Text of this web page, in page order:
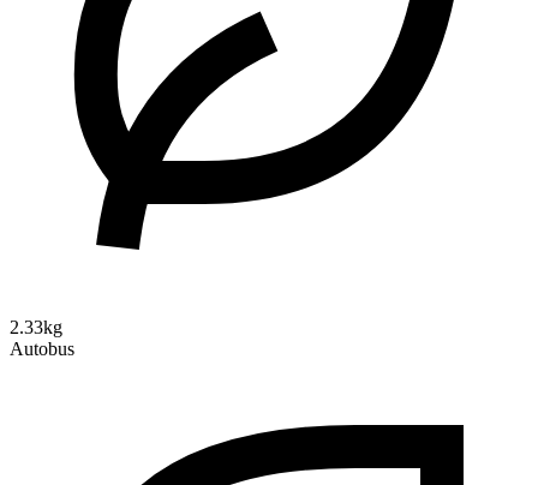
2.33kg
Autobus